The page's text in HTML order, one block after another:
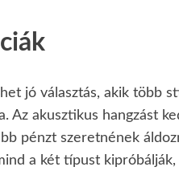
jó választás, akik több
Az akusztikus hangzást
pénzt szeretnének
a két típust